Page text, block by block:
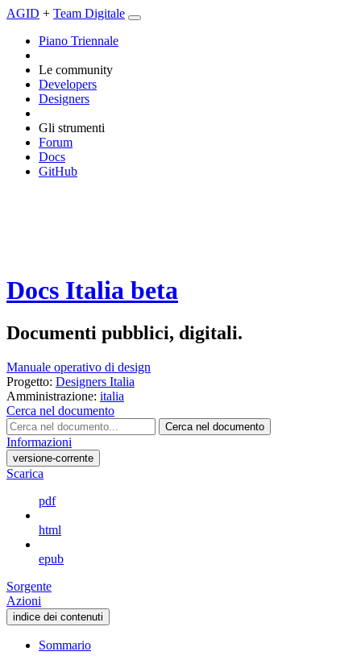
AGID + Team Digitale
Piano Triennale
Le community
Developers
Designers
Gli strumenti
Forum
Docs
GitHub
Docs Italia beta
Documenti pubblici, digitali.
Manuale operativo di design
Progetto: Designers Italia
Amministrazione: italia
Cerca nel documento
Cerca nel documento
Informazioni
versione-corrente
Scarica
pdf
html
epub
Sorgente
Azioni
indice dei contenuti
Sommario